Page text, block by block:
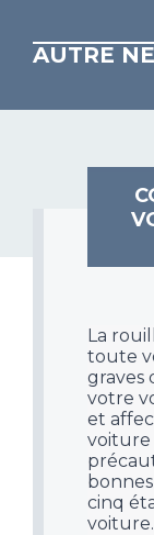
AUTRE
La
toute
graves
votre
et
voiture
cinq
voiture.